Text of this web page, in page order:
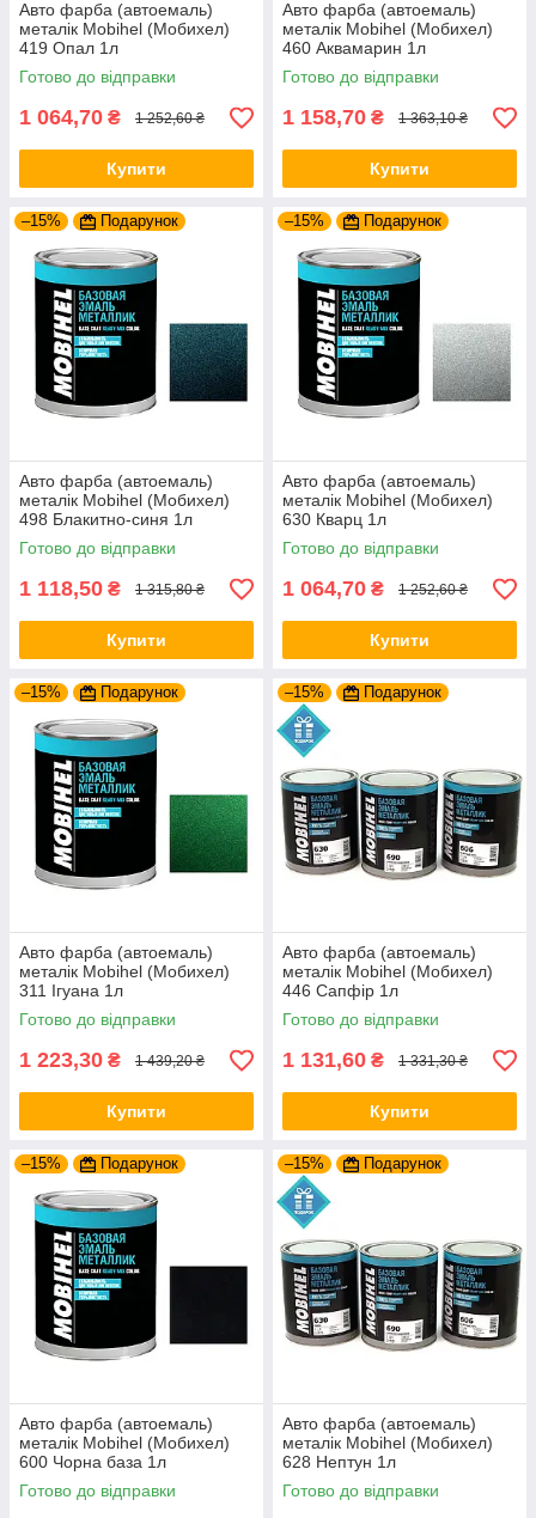
Авто фарба (автоемаль)
металік Mobihel (Мобихел)
419 Опал 1л
Готово до відправки
1 064,70 ₴ 1 252,60 ₴
Купити
Авто фарба (автоемаль)
металік Mobihel (Мобихел)
460 Аквамарин 1л
Готово до відправки
1 158,70 ₴ 1 363,10 ₴
Купити
–15% Подарунок
Авто фарба (автоемаль)
металік Mobihel (Мобихел)
498 Блакитно-синя 1л
Готово до відправки
1 118,50 ₴ 1 315,80 ₴
Купити
–15% Подарунок
Авто фарба (автоемаль)
металік Mobihel (Мобихел)
630 Кварц 1л
Готово до відправки
1 064,70 ₴ 1 252,60 ₴
Купити
–15% Подарунок
Авто фарба (автоемаль)
металік Mobihel (Мобихел)
311 Ігуана 1л
Готово до відправки
1 223,30 ₴ 1 439,20 ₴
Купити
–15% Подарунок
Авто фарба (автоемаль)
металік Mobihel (Мобихел)
446 Сапфір 1л
Готово до відправки
1 131,60 ₴ 1 331,30 ₴
Купити
–15% Подарунок
Авто фарба (автоемаль)
металік Mobihel (Мобихел)
600 Чорна база 1л
Готово до відправки
–15% Подарунок
Авто фарба (автоемаль)
металік Mobihel (Мобихел)
628 Нептун 1л
Готово до відправки